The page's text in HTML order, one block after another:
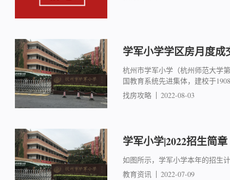
学军小学学区房月度
杭州市学军小学（杭州师范大学
国教育系统先进集体，建校于
找房攻略
2022-08-03
学军小学|2022招生简章
如图所示，学军小学本年的招生
教育资讯
2022-07-09